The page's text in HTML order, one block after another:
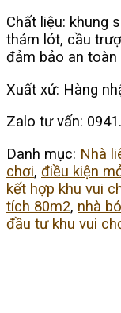
Chất liệu: khung
thảm lót, cầu
đảm bảo an
Xuất xứ: Hàng
Zalo tư vấn:
Danh mục: Nhà
chơi, điều kiện
kết hợp khu vui
tích 80m2, nhà
đầu tư khu vui